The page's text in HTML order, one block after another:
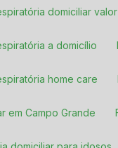
domiciliar valor
a domicílio
home care
em Campo Grande